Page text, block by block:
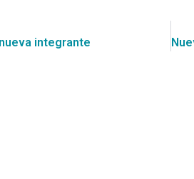
integrante